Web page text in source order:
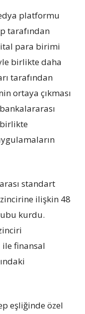
platformu
tarafından
para birimi
birlikte daha
tarafından
ortaya çıkması
standart
ilişkin 48
kurdu.
finansal
eşliğinde özel